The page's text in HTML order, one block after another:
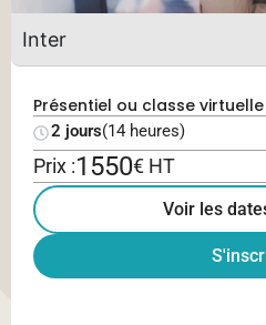
Inter
Présentiel ou classe virtuelle
2 jours(14 heures)
Prix :1550€ HT
Voir les